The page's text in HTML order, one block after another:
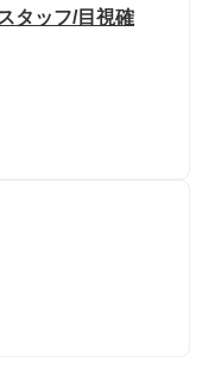
タッフ/目視確